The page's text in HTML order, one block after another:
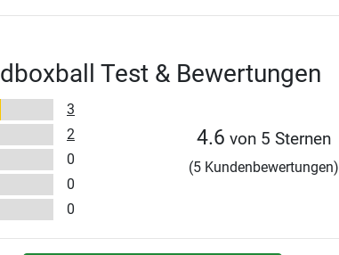
Test & Bewertungen
3
2
0
0
0
4.6 von 5 Sternen
(5 Kundenbewertungen)